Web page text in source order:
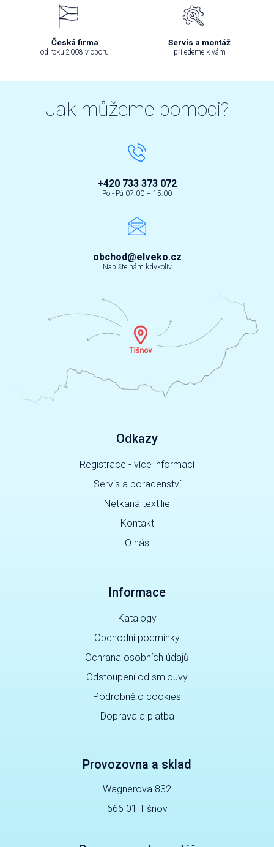
Česká firma
od roku 2008 v oboru
Servis a montáž
přijedeme k vám
Jak můžeme pomoci?
+420 733 373 072
Po - Pá 07:00 – 15:00
obchod@elveko.cz
Napište nám kdykoliv
Odkazy
Registrace - více informací
Servis a poradenství
Netkaná textilie
Kontakt
O nás
Informace
Katalogy
Obchodní podmínky
Ochrana osobních údajů
Odstoupení od smlouvy
Podrobně o cookies
Doprava a platba
Provozovna a sklad
Wagnerova 832
666 01 Tišnov